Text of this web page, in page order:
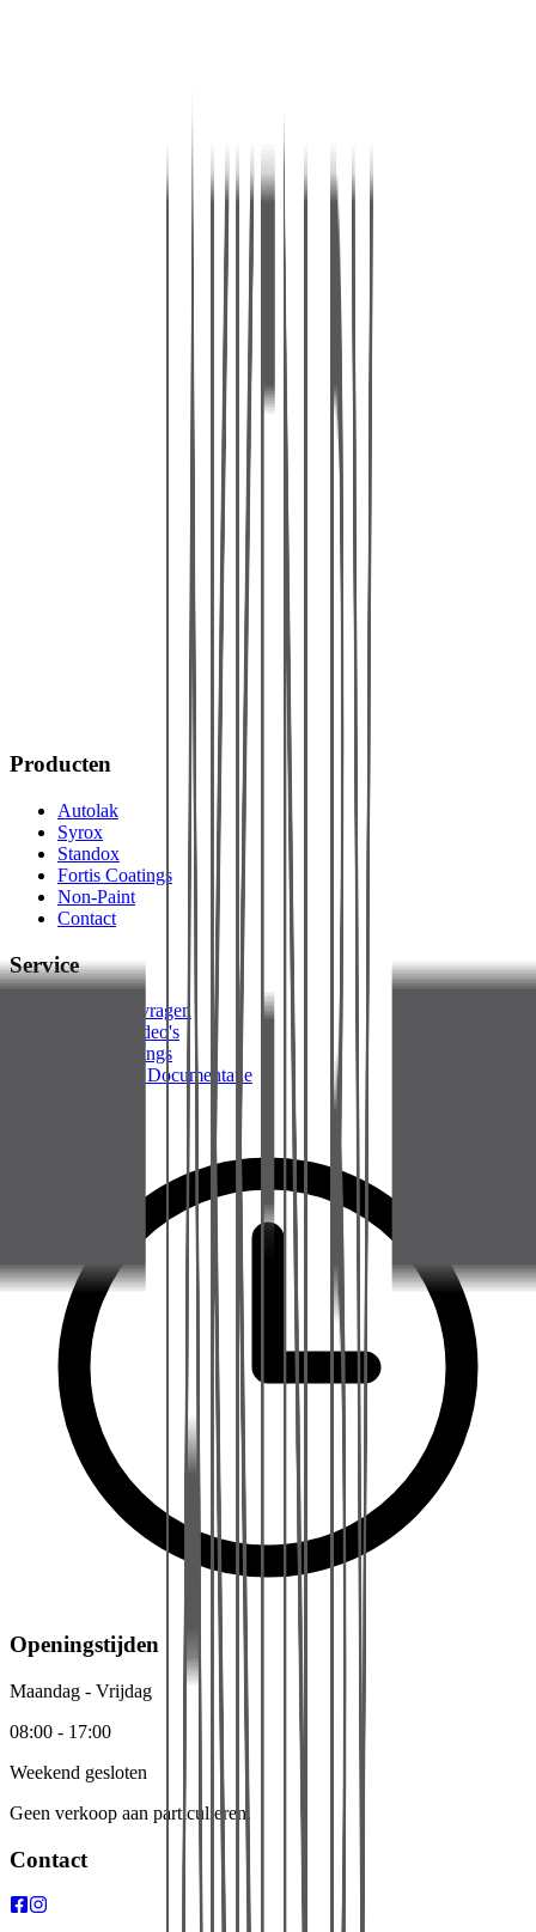
Producten
Autolak
Syrox
Standox
Fortis Coatings
Non-Paint
Contact
Service
Demo Aanvragen
Instructievideo's
Fortis Coatings
Technische Documentatie
Openingstijden
Maandag - Vrijdag
08:00 - 17:00
Weekend gesloten
Geen verkoop aan particulieren.
Contact